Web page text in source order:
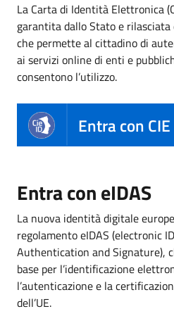
La Carta di Identità Elettronica
garantita dallo Stato e
che permette al cittadino di
ai servizi online di enti e
consentono l’utilizzo.
Entra con CIE
Entra con eIDAS
La nuova identità digitale
regolamento eIDAS (electronic
Authentication and Signature),
base per l’identificazione
l’autenticazione e la
dell’UE.